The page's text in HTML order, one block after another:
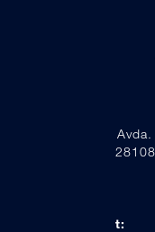
t: